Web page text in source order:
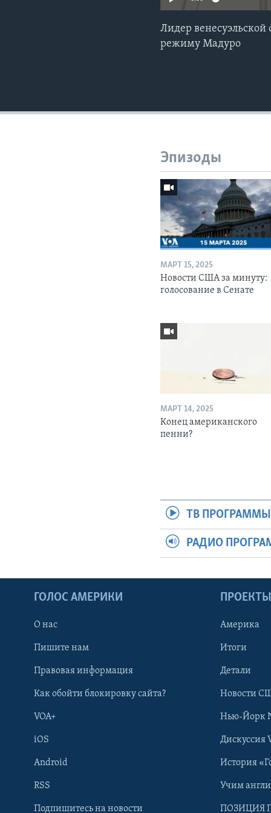
Learning English
Лидер венесуэльской
режиму Мадуро
Эпизоды
МАРТ 15, 2025
Новости США за минуту:
голосование в Сенате
МАРТ 14, 2025
Конец американского
пенни?
ТВ ПРОГРАММЫ
РАДИО
ГОЛОС АМЕРИКИ
О нас
Пишите нам
Правовая информация
Как обойти блокировку сайта?
VOA+
iOS
Android
RSS
Подпишитесь на новости
ПРОЕКТЫ
Америка
Итоги
Детали
Новости
Нью-Йорк
Дискуссия
История
Учим
ПОЗИЦИЯ